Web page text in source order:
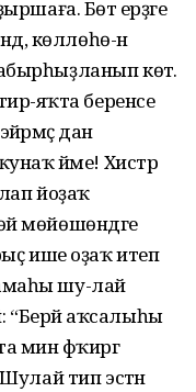
Бөтә ерҙәге
көллөһө-нә
көтә.
яҡта беренсе
дан
йәме! Хистәр
йоҙаҡ
мөйөшөндәге
ише оҙаҡ итеп
шу-лай
“Берәй аҡсалыһы
фәҡиргә
тип эстән